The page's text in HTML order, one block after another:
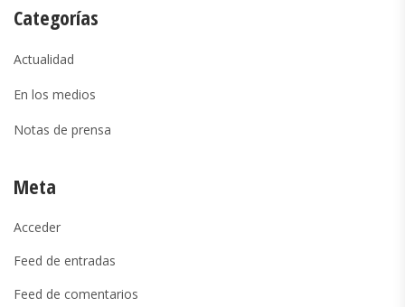
Categorías
Actualidad
En los medios
Notas de prensa
Meta
Acceder
Feed de entradas
Feed de comentarios